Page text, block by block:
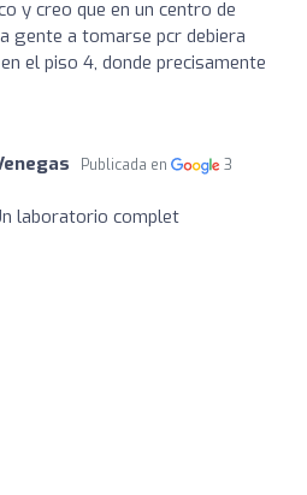
y creo que en un centro de
gente a tomarse pcr debiera
el piso 4, donde precisamente
Publicada en
3
laboratorio complet